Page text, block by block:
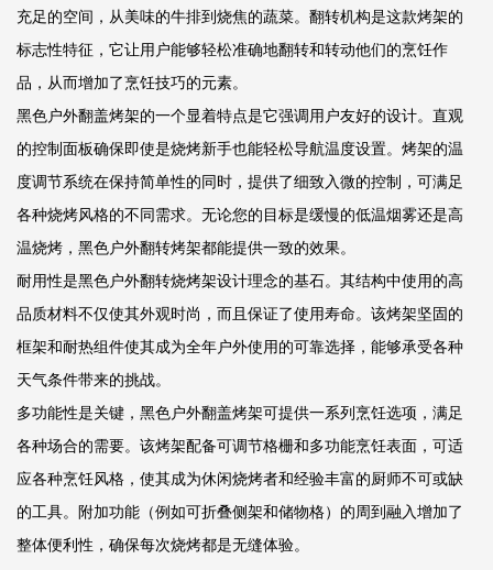
充足的空间，从美味的牛排到烧焦的蔬菜。翻转机构是这款烤架的
标志性特征，它让用户能够轻松准确地翻转和转动他们的烹饪作
品，从而增加了烹饪技巧的元素。
黑色户外翻盖烤架的一个显着特点是它强调用户友好的设计。直观
的控制面板确保即使是烧烤新手也能轻松导航温度设置。烤架的温
度调节系统在保持简单性的同时，提供了细致入微的控制，可满足
各种烧烤风格的不同需求。无论您的目标是缓慢的低温烟雾还是高
温烧烤，黑色户外翻转烤架都能提供一致的效果。
耐用性是黑色户外翻转烧烤架设计理念的基石。其结构中使用的高
品质材料不仅使其外观时尚，而且保证了使用寿命。该烤架坚固的
框架和耐热组件使其成为全年户外使用的可靠选择，能够承受各种
天气条件带来的挑战。
多功能性是关键，黑色户外翻盖烤架可提供一系列烹饪选项，满足
各种场合的需要。该烤架配备可调节格栅和多功能烹饪表面，可适
应各种烹饪风格，使其成为休闲烧烤者和经验丰富的厨师不可或缺
的工具。附加功能（例如可折叠侧架和储物格）的周到融入增加了
整体便利性，确保每次烧烤都是无缝体验。